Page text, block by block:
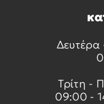
Δευτέρα
Τρίτη -
09:00 -